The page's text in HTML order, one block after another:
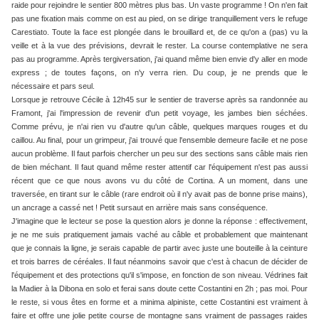
raide pour rejoindre le sentier 800 mètres plus bas. Un vaste programme ! On n'en fait
pas une fixation mais comme on est au pied, on se dirige tranquillement vers le refuge
Carestiato. Toute la face est plongée dans le brouillard et, de ce qu'on a (pas) vu la
veille et à la vue des prévisions, devrait le rester. La course contemplative ne sera
pas au programme. Après tergiversation, j'ai quand même bien envie d'y aller en mode
express ; de toutes façons, on n'y verra rien. Du coup, je ne prends que le
nécessaire et pars seul.
Lorsque je retrouve Cécile à 12h45 sur le sentier de traverse après sa randonnée au
Framont, j'ai l'impression de revenir d'un petit voyage, les jambes bien séchées.
Comme prévu, je n'ai rien vu d'autre qu'un câble, quelques marques rouges et du
caillou. Au final, pour un grimpeur, j'ai trouvé que l'ensemble demeure facile et ne pose
aucun problème. Il faut parfois chercher un peu sur des sections sans câble mais rien
de bien méchant. Il faut quand même rester attentif car l'équipement n'est pas aussi
récent que ce que nous avons vu du côté de Cortina. A un moment, dans une
traversée, en tirant sur le câble (rare endroit où il n'y avait pas de bonne prise mains),
un ancrage a cassé net ! Petit sursaut en arrière mais sans conséquence.
J'imagine que le lecteur se pose la question alors je donne la réponse : effectivement,
je ne me suis pratiquement jamais vaché au câble et probablement que maintenant
que je connais la ligne, je serais capable de partir avec juste une bouteille à la ceinture
et trois barres de céréales. Il faut néanmoins savoir que c'est à chacun de décider de
l'équipement et des protections qu'il s'impose, en fonction de son niveau. Védrines fait
la Madier à la Dibona en solo et ferai sans doute cette Costantini en 2h ; pas moi. Pour
le reste, si vous êtes en forme et a minima alpiniste, cette Costantini est vraiment à
faire et offre une jolie petite course de montagne sans vraiment de passages raides